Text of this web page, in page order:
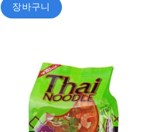
장바구니